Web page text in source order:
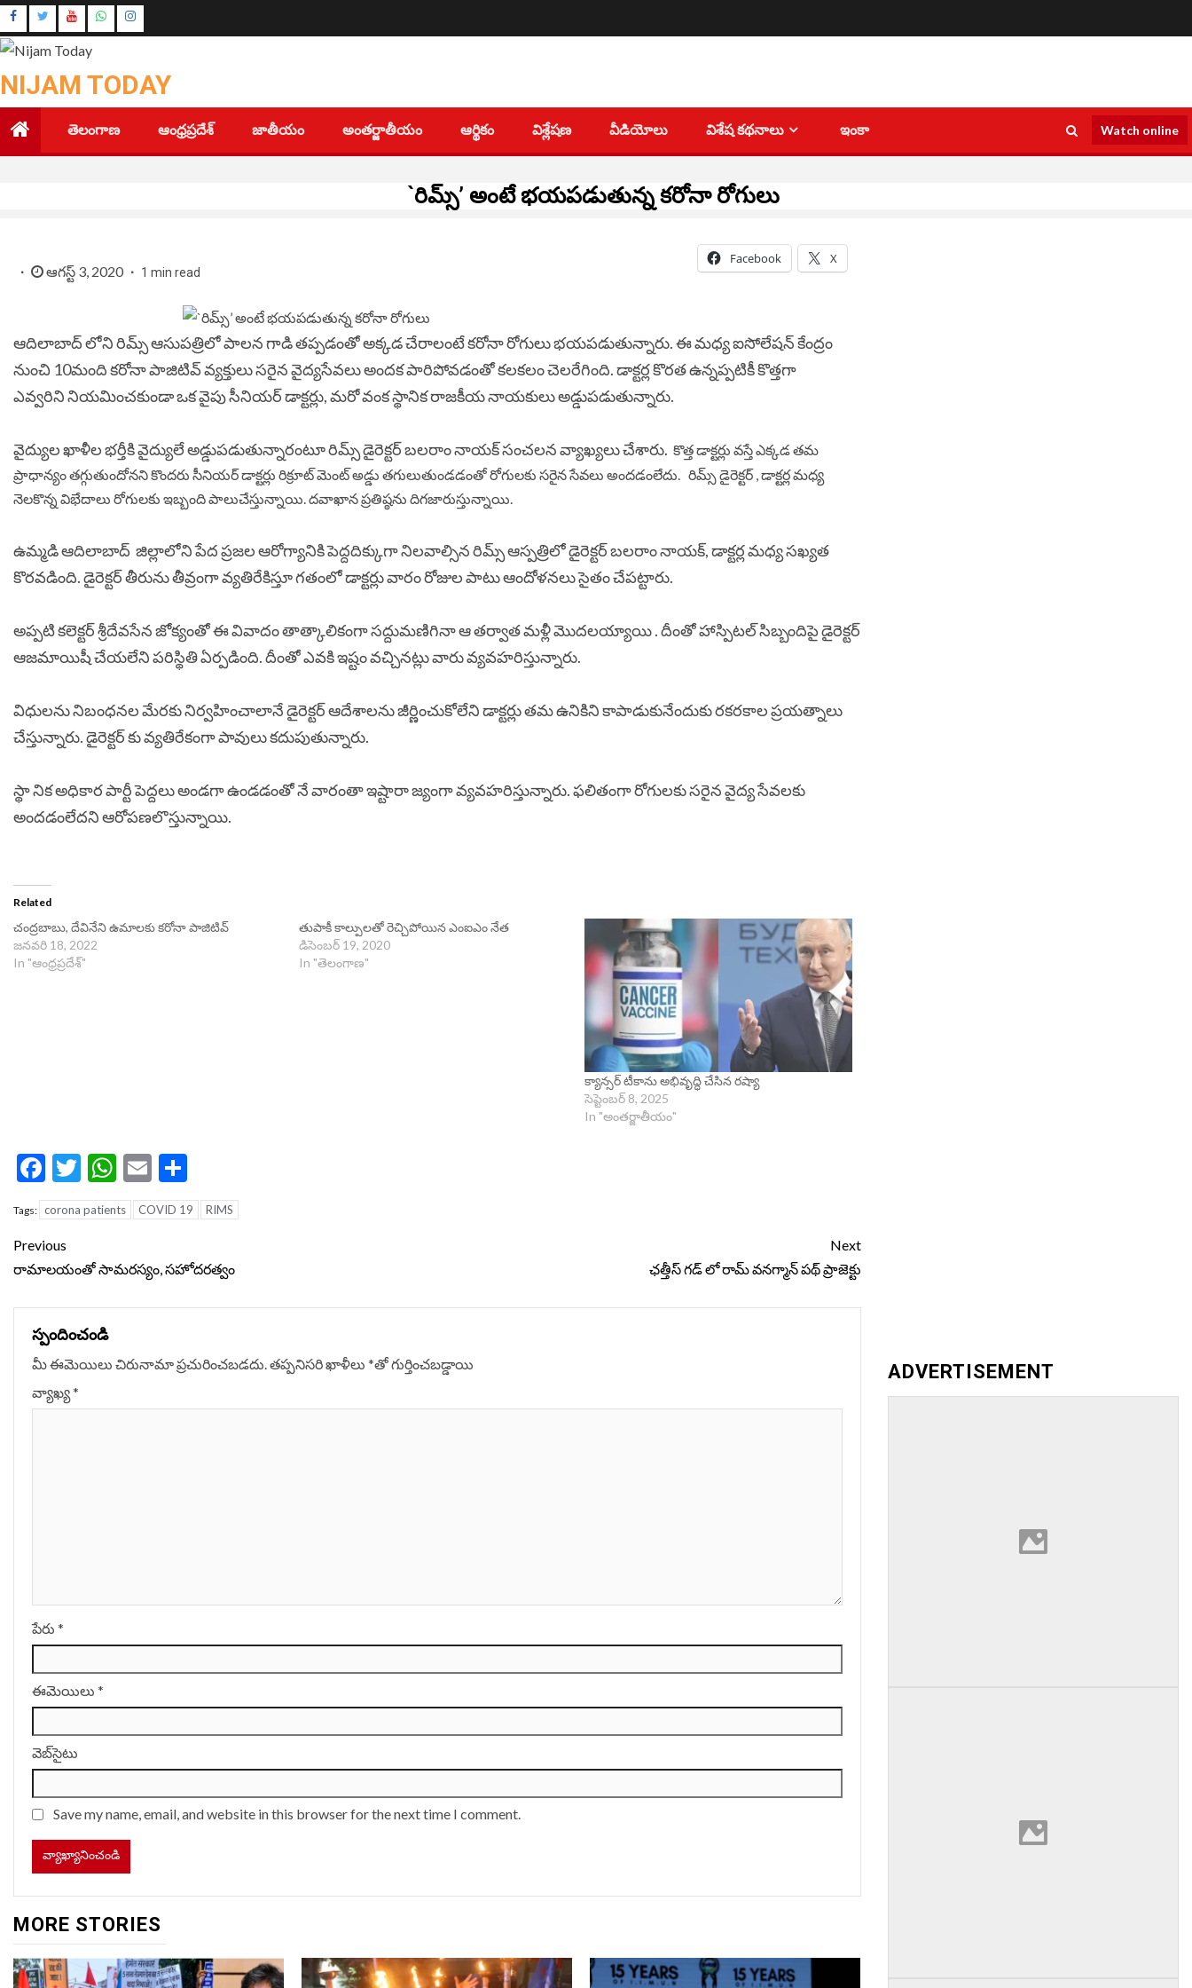
Skip
to
content
Youtube
Instagram
NIJAM TODAY
తెలంగాణ ఆంధ్రప్రదేశ్ జాతీయం అంతర్జాతీయం ఆర్థికం విశ్లేషణ వీడియోలు విశేష కథనాలు ఇంకా Watch online
`రిమ్స్’ అంటే భయపడుతున్న కరోనా రోగులు
ఆగస్ట్ 3, 2020 1 min read
Facebook X
ఆదిలాబాద్ లోని రిమ్స్ ఆసుపత్రిలో పాలన గాడి తప్పడంతో అక్కడ చేరాలంటే కరోనా రోగులు భయపడుతున్నారు. ఈ మధ్య ఐసోలేషన్‌ కేంద్రం
నుంచి 10మంది కరోనా పాజిటివ్‌ వ్యక్తులుసరైన వైద్యసేవలు అందక పారిపోవడంతో కలకలం చెలరేగింది. డాక్టర్ల కొరత ఉన్నప్పటికీ కొత్తగా
ఎవ్వరిని నియమించకుండా ఒక వైపు సీనియర్ డాక్టర్లు, మరో వంక స్థానిక రాజకీయ నాయకులు అడ్డుపడుతున్నారు.
వైద్యుల ఖాళీల భర్తీకి వైద్యులే అడ్డుపడుతున్నారంటూ రిమ్స్‌ డైరెక్టర్‌ బలరాం నాయక్‌ సంచలన వ్యాఖ్యలు చేశారు. కొత్త డాక్టర్లు వస్తే ఎక్కడ తమ
ప్రాధాన్యం తగ్గుతుందోనని కొందరు సీనియర్ డాక్టర్లు రిక్రూట్ మెంట్ అడ్డు తగులుతుండడంతో రోగులకు సరైన సేవలు అందడంలేదు. రిమ్స్ డైరెక్టర్ , డాక్టర్ల మధ్య
నెలకొన్న విభేదాలు రోగులకు ఇబ్బంది పాలుచేస్తున్నాయి. దవాఖాన ప్రతిష్ఠను దిగజారుస్తున్నాయి.
ఉమ్మడి ఆదిలాబాద్ జిల్లాలోని పేద ప్రజల ఆరోగ్యానికి పెద్దదిక్కుగా నిలవాల్సిన రిమ్స్ ఆస్పత్రిలో డైరెక్టర్ బలరాం నాయక్, డాక్టర్ల మధ్య సఖ్యత
కొరవడింది. డైరెక్టర్ తీరును తీవ్రంగా వ్యతిరేకిస్తూ గతంలో డాక్టర్లు వారం రోజుల పాటు ఆందోళనలు సైతం చేపట్టారు.
అప్పటి కలెక్టర్ శ్రీదేవసేన జోక్యంతో ఈ వివాదం తాత్కాలికంగా సద్దుమణిగినా ఆ తర్వాత మళ్లీ మొదలయ్యాయి . దీంతో హాస్పిటల్ సిబ్బందిపై డైరెక్టర్
ఆజమాయిషీ చేయలేని పరిస్థితి ఏర్పడింది. దీంతో ఎవకి ఇష్టం వచ్చినట్లు వారు వ్యవహరిస్తున్నారు.
విధులను నిబంధనల మేరకు నిర్వహించాలానే డైరెక్టర్ ఆదేశాలను జీర్ణించుకోలేని డాక్టర్లు తమ ఉనికిని కాపాడుకునేందుకు రకరకాల ప్రయత్నాలు
చేస్తున్నారు. డైరెక్టర్ కు వ్యతిరేకంగా పావులు కదుపుతున్నారు.
స్థా నిక అధికార పార్టీ పెద్దలు అండగా ఉండడంతో నే వారంతా ఇష్టారా జ్యంగా వ్యవహరిస్తున్నారు. ఫలితంగా రోగులకు సరైన వైద్య సేవలకు
అందడంలేదని ఆరోపణలొస్తున్నాయి.
Related
చంద్రబాబు, దేవినేని ఉమాలకు కరోనా పాజిటివ్
జనవరి 18, 2022
In "ఆంధ్రప్రదేశ్"
తుపాకీ కాల్పులతో రెచ్చిపోయిన ఎంఐఎం నేత
డిసెంబర్ 19, 2020
In "తెలంగాణ"
క్యాన్సర్‌ టీకాను అభివృద్ధి చేసిన రష్యా
సెప్టెంబర్ 8, 2025
In "అంతర్జాతీయం"
Facebook
Twitter
WhatsApp
Email
Tags: corona patients COVID 19 RIMS
Continue
Reading
Previous
రామాలయంతో సామరస్యం, సహోదరత్వం
Next
ఛత్తీస్ గడ్ లో రామ్ వనగ్మాన్ పథ్ ప్రాజెక్టు
స్పందించండి
మీ ఈమెయిలు చిరునామా ప్రచురించబడదు.తప్పనిసరి ఖాళీలు *‌తో గుర్తించబడ్డాయి
వ్యాఖ్య*
పేరు *
ఈమెయిలు *
వెబ్‌సైటు
Save my name, email, and website in this browser for the next time I comment.
MORE STORIES
ADVERTISEMENT